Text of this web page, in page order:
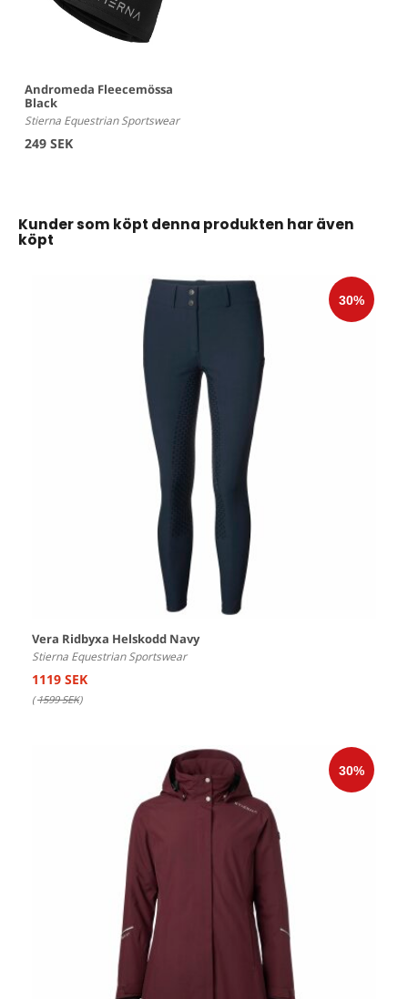
Andromeda Fleecemössa
Black
Stierna Equestrian Sportswear
249 SEK
Kunder som köpt denna produkten har även
köpt
Vera Ridbyxa Helskodd Navy
Stierna Equestrian Sportswear
1119 SEK
(1599 SEK)